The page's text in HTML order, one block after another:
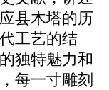
县木塔的历
工艺的结
独特魅力和
每一寸雕刻